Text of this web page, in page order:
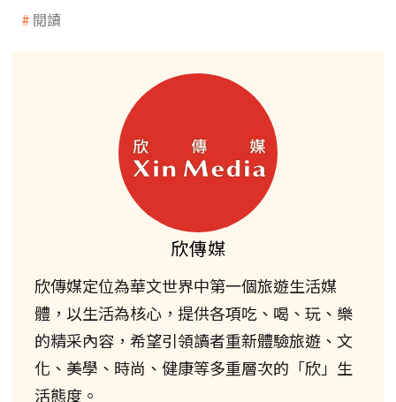
閱讀
欣傳媒
欣傳媒定位為華文世界中第一個旅遊生活媒
體，以生活為核心，提供各項吃、喝、玩、樂
的精采內容，希望引領讀者重新體驗旅遊、文
化、美學、時尚、健康等多重層次的「欣」生
活態度。